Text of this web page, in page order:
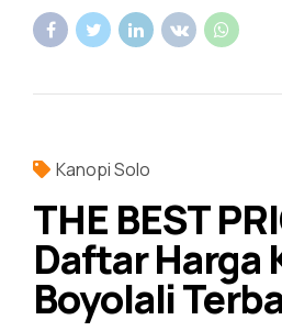
Kanopi Solo
THE BEST
Daftar Harga
Boyolali